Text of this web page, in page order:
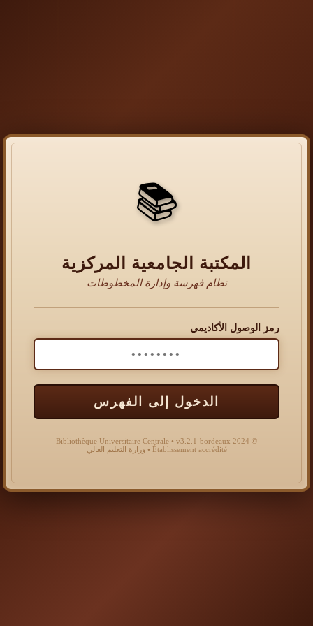
📚
المكتبة الجامعية المركزية
نظام فهرسة وإدارة المخطوطات
رمز الوصول الأكاديمي
الدخول إلى الفهرس
© 2024 Bibliothèque Universitaire Centrale • v3.2.1-bordeaux
Établissement accrédité • وزارة التعليم العالي